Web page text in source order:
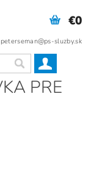
peterseman@ps-sluzby.sk
€0
PRE